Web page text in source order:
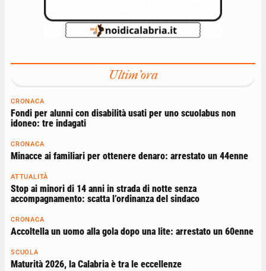
Ultim'ora
CRONACA
Fondi per alunni con disabilità usati per uno scuolabus non
idoneo: tre indagati
CRONACA
Minacce ai familiari per ottenere denaro: arrestato un 44enne
ATTUALITÀ
Stop ai minori di 14 anni in strada di notte senza
accompagnamento: scatta l’ordinanza del sindaco
CRONACA
Accoltella un uomo alla gola dopo una lite: arrestato un 60enne
SCUOLA
Maturità 2026, la Calabria è tra le eccellenze